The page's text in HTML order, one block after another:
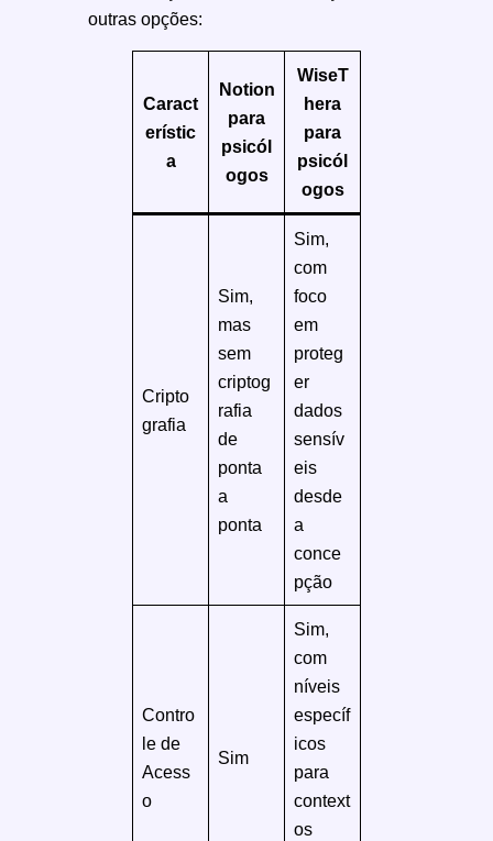
outras opções:
Caract
erístic
a
Notion
para
psicól
ogos
WiseT
hera
para
psicól
ogos
Cripto
grafia
Sim,
mas
sem
criptog
rafia
de
ponta
a
ponta
Sim,
com
foco
em
proteg
er
dados
sensív
eis
desde
a
conce
pção
Contro
le de
Acess
o
Sim
Sim,
com
níveis
específ
icos
para
context
os